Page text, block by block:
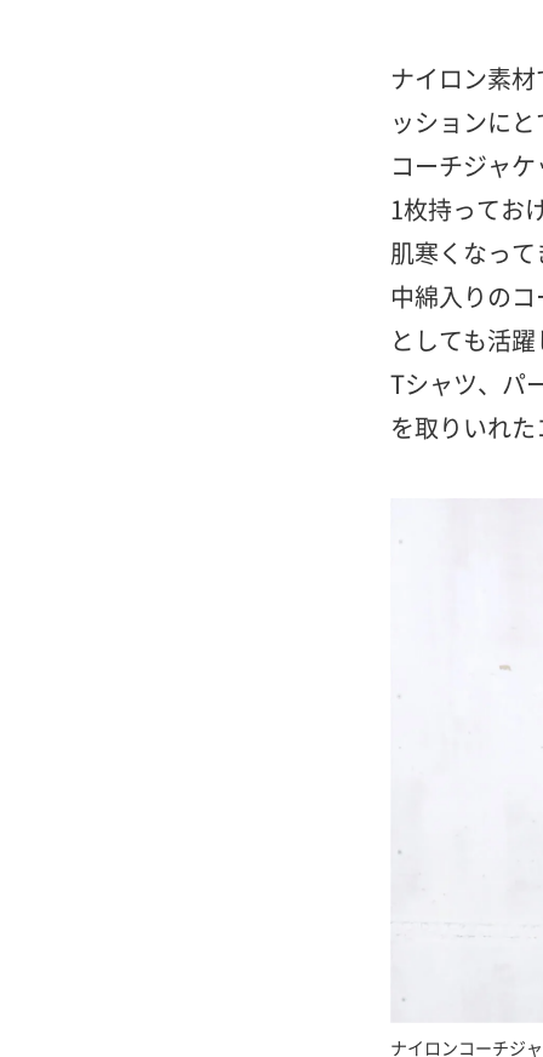
ナイロン素
ッションに
コーチジャ
1枚持ってお
肌寒くなっ
中綿入りの
としても活
Tシャツ、パ
を取りいれ
ナイロンコーチジ